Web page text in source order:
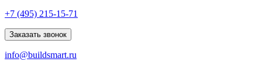
Explore
lists
best
+7 (495) 215-15-71
Заказать звонок
info@buildsmart.ru